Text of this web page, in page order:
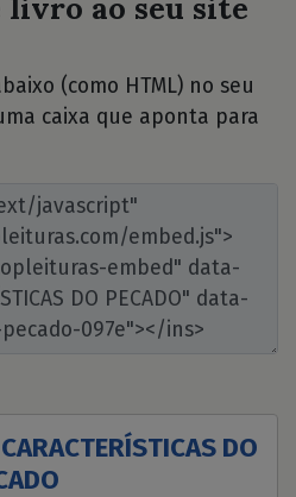
(como HTML) no seu
caixa que aponta para
DO